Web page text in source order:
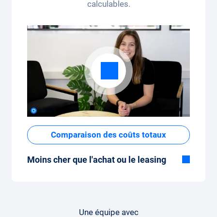
calculables.
Comparaison des coûts totaux
Moins cher que l'achat ou le leasing
par rapport au leasing ou à l'achat d'une
Une équipe avec